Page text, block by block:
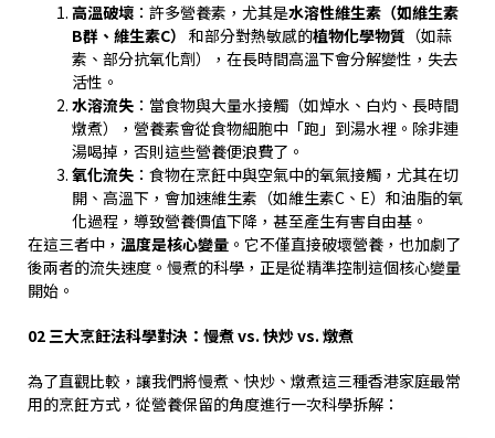
高溫破壞 ：許多營養素，尤其是水溶性維生素（如維生素
B群、維生素C） 和部分對熱敏感的植物化學物質 （如蒜
素、部分抗氧化劑），在長時間高溫下會分解變性，失去
活性。
水溶流失 ：當食物與大量水接觸（如焯水、白灼、長時間
燉煮），營養素會從食物細胞中「跑」到湯水裡。除非連
湯喝掉，否則這些營養便浪費了。
氧化流失 ：食物在烹飪中與空氣中的氧氣接觸，尤其在切
開、高溫下，會加速維生素（如維生素C 、 E）和油脂的氧
化過程，導致營養價值下降，甚至產生有害自由基。
在這三者中， 溫度是核心變量 。它不僅直接破壞營養，也加劇了
後兩者的流失速度。慢煮的科學，正是從精準控制這個核心變量
開始。
02三大烹飪法科學對決：慢煮vs. 快炒vs. 燉煮
為了直觀比較，讓我們將慢煮、快炒、燉煮這三種香港家庭最常
用的烹飪方式，從營養保留的角度進行一次科學拆解：